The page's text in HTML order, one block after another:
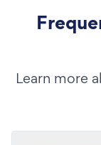
Learn more